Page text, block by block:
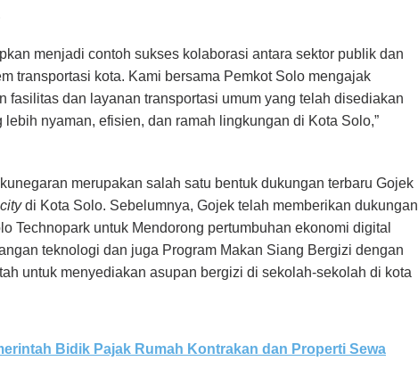
menjadi contoh sukses kolaborasi antara sektor publik dan
transportasi kota. Kami bersama Pemkot Solo mengajak
fasilitas dan layanan transportasi umum yang telah disediakan
nyaman, efisien, dan ramah lingkungan di Kota Solo,”
merupakan salah satu bentuk dukungan terbaru Gojek
di Kota Solo. Sebelumnya, Gojek telah memberikan dukungan
Technopark untuk Mendorong pertumbuhan ekonomi digital
teknologi dan juga Program Makan Siang Bergizi dengan
untuk menyediakan asupan bergizi di sekolah-sekolah di kota
Bidik Pajak Rumah Kontrakan dan Properti Sewa